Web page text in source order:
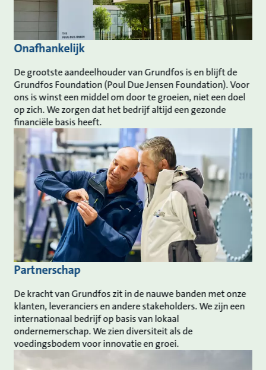
Onafhankelijk
De grootste aandeelhouder van Grundfos is en blijft de
Grundfos Foundation (Poul Due Jensen Foundation). Voor
ons is winst een middel om door te groeien, niet een doel
op zich. We zorgen dat het bedrijf altijd een gezonde
financiële basis heeft.
Partnerschap
De kracht van Grundfos zit in de nauwe banden met onze
klanten, leveranciers en andere stakeholders. We zijn een
internationaal bedrijf op basis van lokaal
ondernemerschap. We zien diversiteit als de
voedingsbodem voor innovatie en groei.